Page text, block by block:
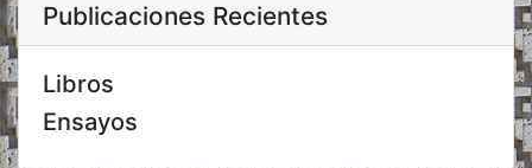
Publicaciones Recientes
Libros
Ensayos